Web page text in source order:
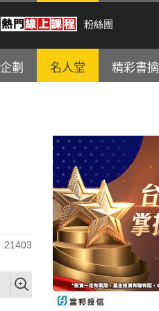
粉絲團
劃 名人堂 精彩書摘
21403